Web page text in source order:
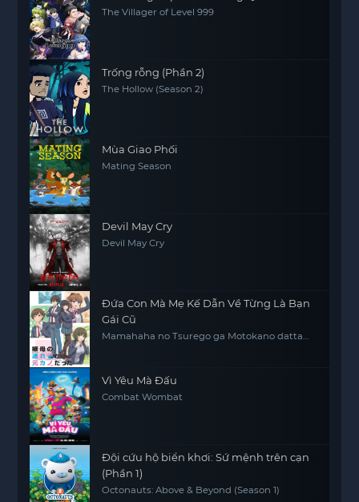
The Villager of Level 999
Trống rỗng (Phần 2)
The Hollow (Season 2)
Mùa Giao Phối
Mating Season
Devil May Cry
Devil May Cry
Đứa Con Mà Mẹ Kế Dẫn Về Từng Là Bạn
Gái Cũ
Mamahaha no Tsurego ga Motokano datta
Vì Yêu Mà Đấu
Combat Wombat
Đội cứu hộ biển khơi: Sứ mệnh trên cạn
(Phần 1)
Octonauts: Above & Beyond (Season 1)